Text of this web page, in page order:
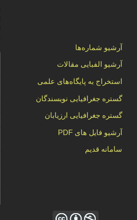
آرشیو شماره‌ها
آرشیو الفبایی مقالات
استخراج به پایگاه‌های علمی
گستره جغرافیایی نویسندگان
گستره جغرافیایی ارزیابان
آرشیو فایل های PDF
سامانه قدیم